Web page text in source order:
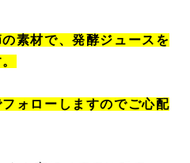
素材で、発酵ジュースを
ォローしますのでご心配